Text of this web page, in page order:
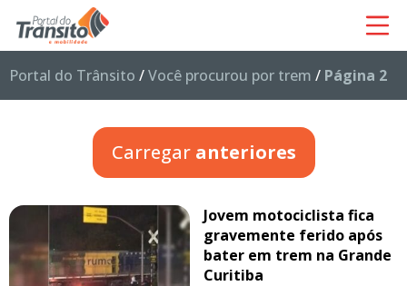
Portal do Trânsito /Você procurou por trem / Página 2
Carregar anteriores
Jovem motociclista fica
gravemente ferido após
bater em trem na Grande
Curitiba